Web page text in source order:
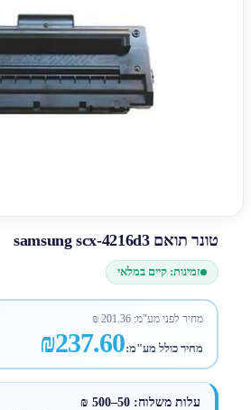
טונר תואם samsung scx-4216d3
זמינות: קיים במלאי
מחיר לפני מע"מ:201.36
₪
מחיר כולל מע"מ:₪237.60
עלות משלוח: 50–500 ₪